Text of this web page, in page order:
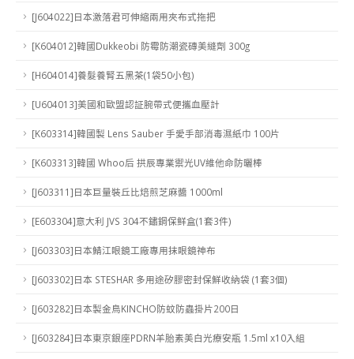
[J604022]日本激落君可伸縮兩用夾布式拖把
[K604012]韓國Dukkeobi 防霉防潮瓷磚美縫劑 300g
[H604014]養髮養腎五黑茶(1袋50小包)
[U604013]美國和歐盟認証腕帶式便攜血壓計
[K603314]韓國製 Lens Sauber 手愛手部消毒濕紙巾 100片
[K603313]韓國 Whoo后 拱辰專業禦光UV維他命防曬棒
[J603311]日本巨量裝丘比焙煎芝麻醬 1000ml
[E603304]意大利 JVS 304不鏽鋼保鲜盒(1套3件)
[J603303]日本鯖江眼鏡工廠專用抹眼鏡神布
[J603302]日本 STESHAR 多用途矽膠密封保鮮收納袋 (1套3個)
[J603282]日本製金鳥KINCHO防蚊防蟲掛片200日
[J603284]日本東京銀座PDRN羊胎素美白光療安瓶 1.5ml x10入組